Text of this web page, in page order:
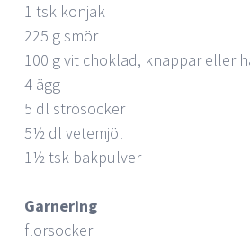
1 tsk konjak
225 g smör
100 g vit choklad, knappar eller
4 ägg
5 dl strösocker
5½ dl vetemjöl
1½ tsk bakpulver
Garnering
florsocker